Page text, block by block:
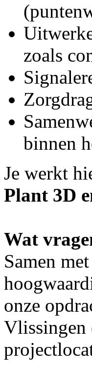
zoals
binnen
Je werkt
Plant 3D
Wat
Samen
onze
Vlissingen